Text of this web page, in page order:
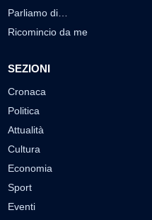
Parliamo di…
Ricomincio da me
SEZIONI
Cronaca
Politica
Attualità
Cultura
Economia
Sport
Eventi